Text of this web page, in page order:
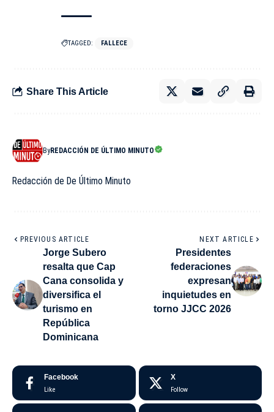
TAGGED: FALLECE
Share This Article
ByREDACCIÓN DE ÚLTIMO MINUTO
Redacción de De Último Minuto
PREVIOUS ARTICLE
Jorge Subero
resalta que Cap
Cana consolida y
diversifica el
turismo en
República
Dominicana
NEXT ARTICLE
Presidentes
federaciones
expresan
inquietudes en
torno JJCC 2026
Facebook
Like
X
Follow